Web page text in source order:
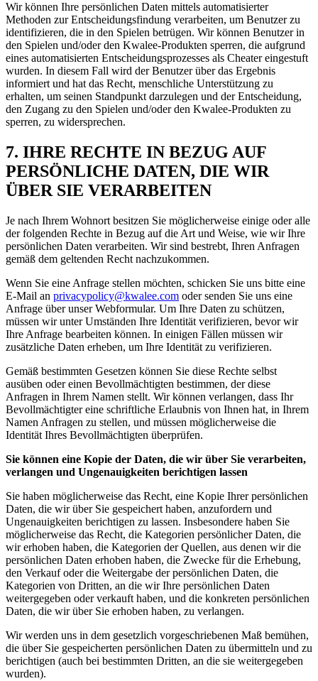
Wir können Ihre persönlichen Daten mittels automatisierter
Methoden zur Entscheidungsfindung verarbeiten, um Benutzer zu
identifizieren, die in den Spielen betrügen. Wir können Benutzer in
den Spielen und/oder den Kwalee-Produkten sperren, die aufgrund
eines automatisierten Entscheidungsprozesses als Cheater eingestuft
wurden. In diesem Fall wird der Benutzer über das Ergebnis
informiert und hat das Recht, menschliche Unterstützung zu
erhalten, um seinen Standpunkt darzulegen und der Entscheidung,
den Zugang zu den Spielen und/oder den Kwalee-Produkten zu
sperren, zu widersprechen.
7. IHRE RECHTE IN BEZUG AUF
PERSÖNLICHE DATEN, DIE WIR
ÜBER SIE VERARBEITEN
Je nach Ihrem Wohnort besitzen Sie möglicherweise einige oder alle
der folgenden Rechte in Bezug auf die Art und Weise, wie wir Ihre
persönlichen Daten verarbeiten. Wir sind bestrebt, Ihren Anfragen
gemäß dem geltenden Recht nachzukommen.
Wenn Sie eine Anfrage stellen möchten, schicken Sie uns bitte eine
E-Mail an privacypolicy@kwalee.com oder senden Sie uns eine
Anfrage über unser Webformular. Um Ihre Daten zu schützen,
müssen wir unter Umständen Ihre Identität verifizieren, bevor wir
Ihre Anfrage bearbeiten können. In einigen Fällen müssen wir
zusätzliche Daten erheben, um Ihre Identität zu verifizieren.
Gemäß bestimmten Gesetzen können Sie diese Rechte selbst
ausüben oder einen Bevollmächtigten bestimmen, der diese
Anfragen in Ihrem Namen stellt. Wir können verlangen, dass Ihr
Bevollmächtigter eine schriftliche Erlaubnis von Ihnen hat, in Ihrem
Namen Anfragen zu stellen, und müssen möglicherweise die
Identität Ihres Bevollmächtigten überprüfen.
Sie können eine Kopie der Daten, die wir über Sie verarbeiten,
verlangen und Ungenauigkeiten berichtigen lassen
Sie haben möglicherweise das Recht, eine Kopie Ihrer persönlichen
Daten, die wir über Sie gespeichert haben, anzufordern und
Ungenauigkeiten berichtigen zu lassen. Insbesondere haben Sie
möglicherweise das Recht, die Kategorien persönlicher Daten, die
wir erhoben haben, die Kategorien der Quellen, aus denen wir die
persönlichen Daten erhoben haben, die Zwecke für die Erhebung,
den Verkauf oder die Weitergabe der persönlichen Daten, die
Kategorien von Dritten, an die wir Ihre persönlichen Daten
weitergegeben oder verkauft haben, und die konkreten persönlichen
Daten, die wir über Sie erhoben haben, zu verlangen.
Wir werden uns in dem gesetzlich vorgeschriebenen Maß bemühen,
die über Sie gespeicherten persönlichen Daten zu übermitteln und zu
berichtigen (auch bei bestimmten Dritten, an die sie weitergegeben
wurden).